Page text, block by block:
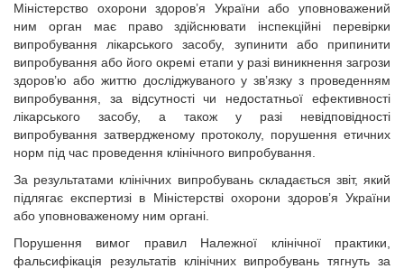
Міністерство охорони здоров’я України або уповноважений
ним орган має право здійснювати інспекційні перевірки
випробування лікарського засобу, зупинити або припинити
випробування або його окремі етапи у разі виникнення загрози
здоров’ю або життю досліджуваного у зв’язку з проведенням
випробування, за відсутності чи недостатньої ефективності
лікарського засобу, а також у разі невідповідності
випробування затвердженому протоколу, порушення етичних
норм під час проведення клінічного випробування.
За результатами клінічних випробувань складається звіт, який
підлягає експертизі в Міністерстві охорони здоров’я України
або уповноваженому ним органі.
Порушення вимог правил Належної клінічної практики,
фальсифікація результатів клінічних випробувань тягнуть за